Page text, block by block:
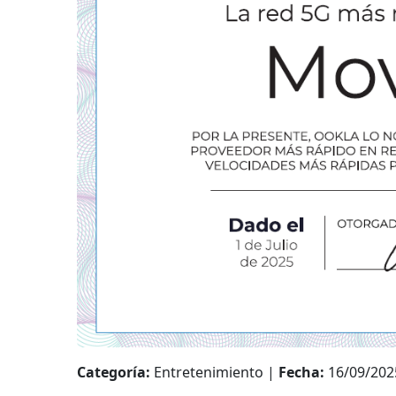
Categoría: Entretenimiento | Fecha: 16/09/